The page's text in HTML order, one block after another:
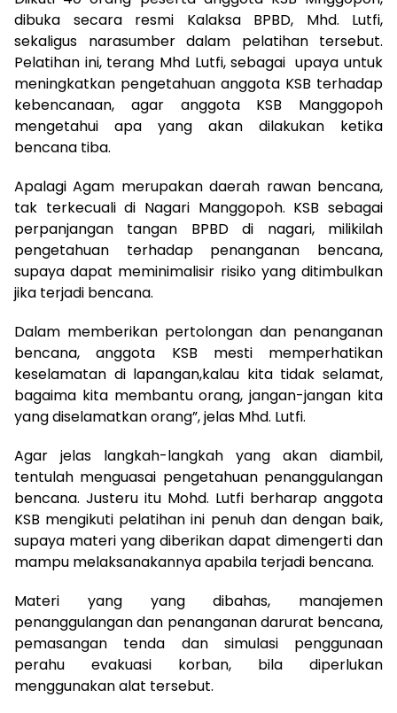
dibuka secara resmi Kalaksa BPBD, Mhd. Lutfi,
sekaligus narasumber dalam pelatihan tersebut.
Pelatihan ini, terang Mhd Lutfi, sebagai upaya untuk
meningkatkan pengetahuan anggota KSB terhadap
kebencanaan, agar anggota KSB Manggopoh
mengetahui apa yang akan dilakukan ketika
bencana tiba.
Apalagi Agam merupakan daerah rawan bencana,
tak terkecuali di Nagari Manggopoh. KSB sebagai
perpanjangan tangan BPBD di nagari, milikilah
pengetahuan terhadap penanganan bencana,
supaya dapat meminimalisir risiko yang ditimbulkan
jika terjadi bencana.
Dalam memberikan pertolongan dan penanganan
bencana, anggota KSB mesti memperhatikan
keselamatan di lapangan,kalau kita tidak selamat,
bagaima kita membantu orang, jangan-jangan kita
yang diselamatkan orang”, jelas Mhd. Lutfi.
Agar jelas langkah-langkah yang akan diambil,
tentulah menguasai pengetahuan penanggulangan
bencana. Justeru itu Mohd. Lutfi berharap anggota
KSB mengikuti pelatihan ini penuh dan dengan baik,
supaya materi yang diberikan dapat dimengerti dan
mampu melaksanakannya apabila terjadi bencana.
Materi yang yang dibahas, manajemen
penanggulangan dan penanganan darurat bencana,
pemasangan tenda dan simulasi penggunaan
perahu evakuasi korban, bila diperlukan
menggunakan alat tersebut.